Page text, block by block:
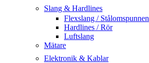
Slang & Hardlines
Flexslang / Stålomspunnen
Hardlines / Rör
Luftslang
Mätare
Elektronik & Kablar